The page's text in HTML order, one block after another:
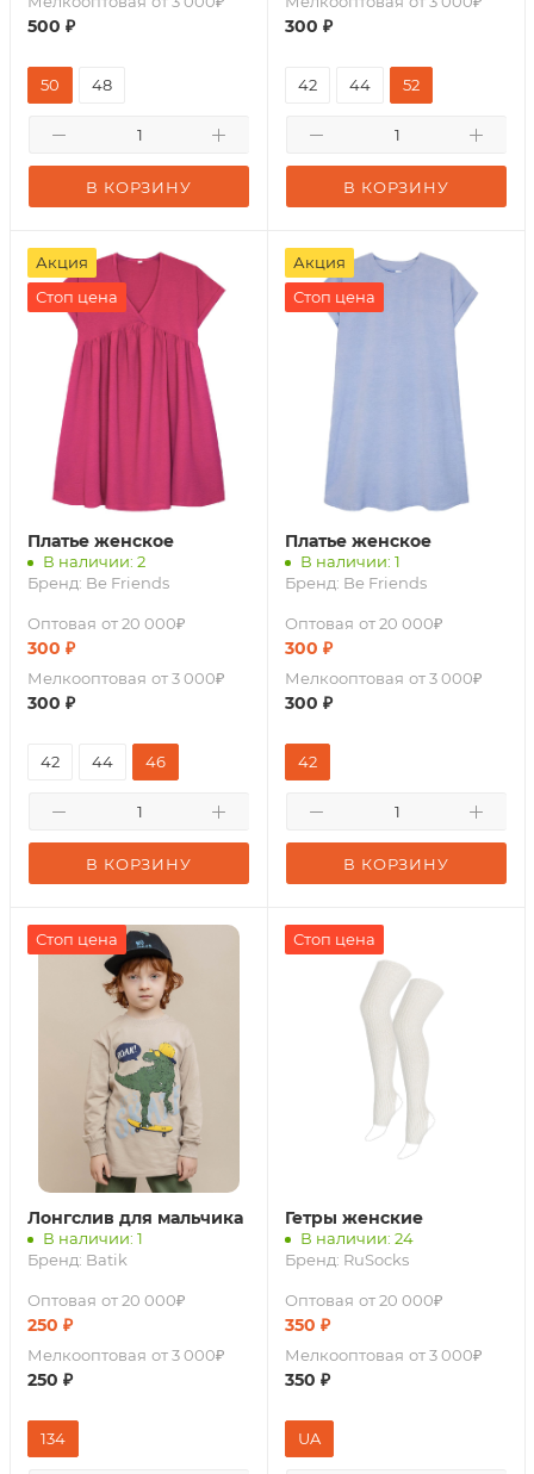
500 ₽
В КОРЗИНУ
50 48
300 ₽
В КОРЗИНУ
42 44 52
Акция
Стоп цена
Платье женское
В наличии: 2
Бренд: Be Friends
Оптовая от 20 000₽
300 ₽
Мелкооптовая от 3 000₽
300 ₽
В КОРЗИНУ
42 44 46
Акция
Стоп цена
Платье женское
В наличии: 1
Бренд: Be Friends
Оптовая от 20 000₽
300 ₽
Мелкооптовая от 3 000₽
300 ₽
В КОРЗИНУ
42
Стоп цена
Лонгслив для мальчика
В наличии: 1
Бренд: Batik
Оптовая от 20 000₽
250 ₽
Мелкооптовая от 3 000₽
250 ₽
134
Стоп цена
Гетры женские
В наличии: 24
Бренд: RuSocks
Оптовая от 20 000₽
350 ₽
Мелкооптовая от 3 000₽
350 ₽
UA